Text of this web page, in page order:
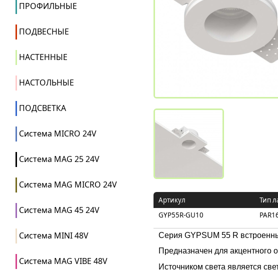
ПРОФИЛЬНЫЕ
ПОДВЕСНЫЕ
НАСТЕННЫЕ
НАСТОЛЬНЫЕ
ПОДСВЕТКА
Система MICRO 24V
Система MAG 25 24V
Система MAG MICRO 24V
Система MAG 45 24V
Система MINI 48V
Система MAG VIBE 48V
Артикул Тип
GYP55R-GU10
Серия GYPSUM 55 R
Предназначен для
Источником света является